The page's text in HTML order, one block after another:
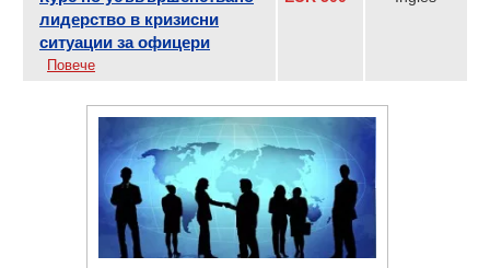
лидерство в кризисни
ситуации за офицери
Повече